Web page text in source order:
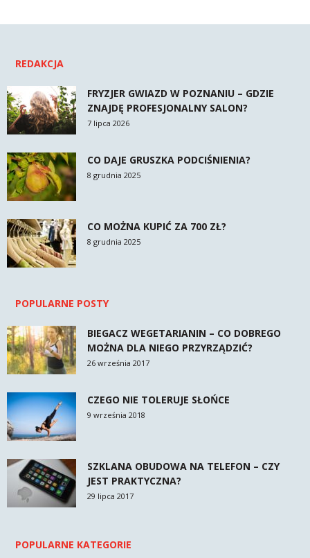
REDAKCJA
FRYZJER GWIAZD W POZNANIU – GDZIE
ZNAJDĘ PROFESJONALNY SALON?
7 lipca 2026
CO DAJE GRUSZKA PODCIŚNIENIA?
8 grudnia 2025
CO MOŻNA KUPIĆ ZA 700 ZŁ?
8 grudnia 2025
POPULARNE POSTY
BIEGACZ WEGETARIANIN – CO DOBREGO
MOŻNA DLA NIEGO PRZYRZĄDZIĆ?
26 września 2017
CZEGO NIE TOLERUJE SŁOŃCE
9 września 2018
SZKLANA OBUDOWA NA TELEFON – CZY
JEST PRAKTYCZNA?
29 lipca 2017
POPULARNE KATEGORIE